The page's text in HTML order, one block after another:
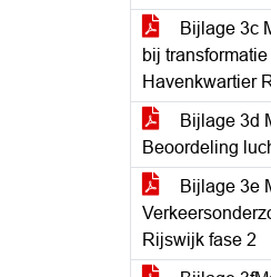
Bijlage 3c
bij transformatie
Havenkwartier
Bijlage 3d
Beoordeling
Bijlage 3e
Rijswijk fase 2